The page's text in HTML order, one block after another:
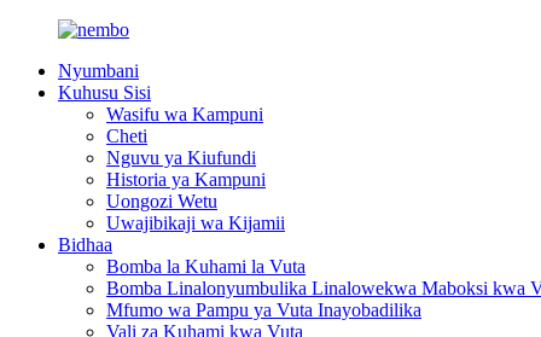
Nyumbani
Kuhusu Sisi
Wasifu wa Kampuni
Cheti
Nguvu ya Kiufundi
Historia ya Kampuni
Uongozi Wetu
Uwajibikaji wa Kijamii
Bidhaa
Bomba la Kuhami la Vuta
Bomba Linalonyumbulika Linalowekwa Maboksi kwa
Mfumo wa Pampu ya Vuta Inayobadilika
Vali za Kuhami kwa Vuta